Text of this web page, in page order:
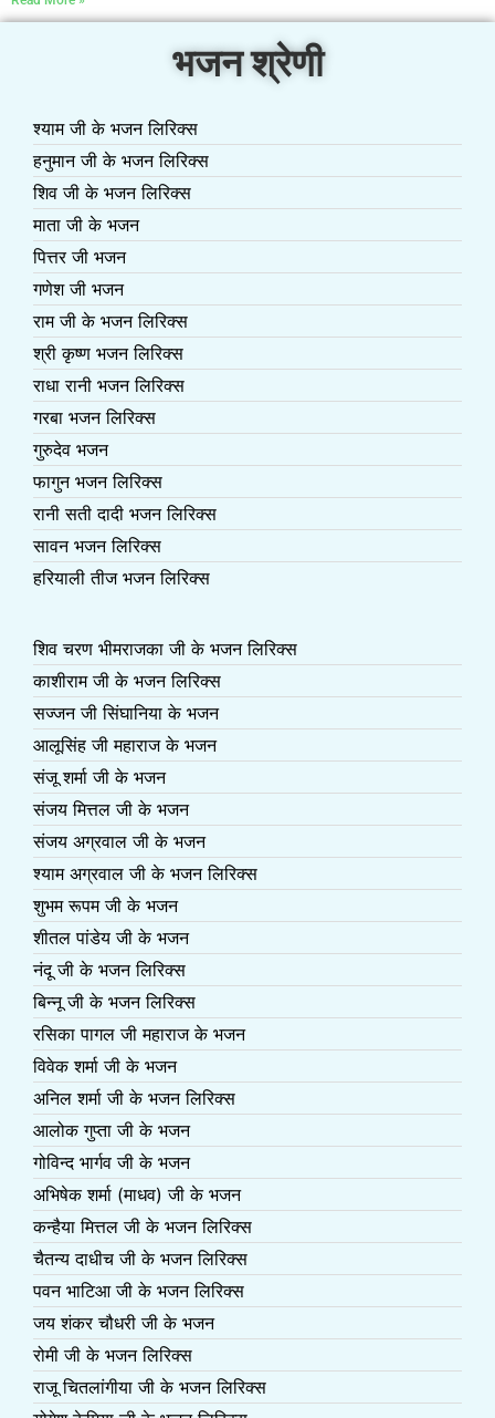
भजन श्रेणी
श्याम जी के भजन लिरिक्स
हनुमान जी के भजन लिरिक्स
शिव जी के भजन लिरिक्स
माता जी के भजन
पित्तर जी भजन
गणेश जी भजन
राम जी के भजन लिरिक्स
श्री कृष्ण भजन लिरिक्स
राधा रानी भजन लिरिक्स
गरबा भजन लिरिक्स
गुरुदेव भजन
फागुन भजन लिरिक्स
रानी सती दादी भजन लिरिक्स
सावन भजन लिरिक्स
हरियाली तीज भजन लिरिक्स
शिव चरण भीमराजका जी के भजन लिरिक्स
काशीराम जी के भजन लिरिक्स
सज्जन जी सिंघानिया के भजन
आलूसिंह जी महाराज के भजन
संजू शर्मा जी के भजन
संजय मित्तल जी के भजन
संजय अग्रवाल जी के भजन
श्याम अग्रवाल जी के भजन लिरिक्स
शुभम रूपम जी के भजन
शीतल पांडेय जी के भजन
नंदू जी के भजन लिरिक्स
बिन्नू जी के भजन लिरिक्स
रसिका पागल जी महाराज के भजन
विवेक शर्मा जी के भजन
अनिल शर्मा जी के भजन लिरिक्स
आलोक गुप्ता जी के भजन
गोविन्द भार्गव जी के भजन
अभिषेक शर्मा (माधव) जी के भजन
कन्हैया मित्तल जी के भजन लिरिक्स
चैतन्य दाधीच जी के भजन लिरिक्स
पवन भाटिआ जी के भजन लिरिक्स
जय शंकर चौधरी जी के भजन
रोमी जी के भजन लिरिक्स
राजू चितलांगीया जी के भजन लिरिक्स